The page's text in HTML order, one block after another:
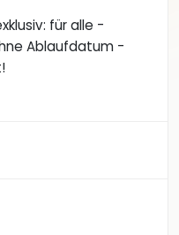
für alle -
Ablaufdatum -